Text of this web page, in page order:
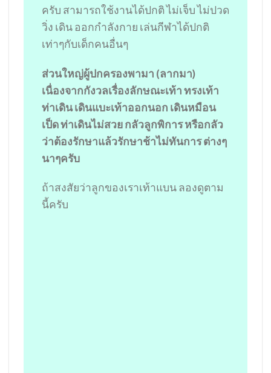
ครับ สามารถใช้งานได้ปกติ ไม่เจ็บ ไม่ปวด
วิ่ง เดิน ออกกำลังกาย เล่นกีฬาได้ปกติ
เท่าๆกับเด็กคนอื่นๆ
ส่วนใหญ่ผู้ปกครองพามา (ลากมา)
เนื่องจากกังวลเรื่องลักษณะเท้า ทรงเท้า
ท่าเดิน เดินแบะเท้าออกนอก เดินหมือน
เป็ด ท่าเดินไม่สวย กลัวลูกพิการ หรือกลัว
ว่าต้องรักษาแล้วรักษาช้าไม่ทันการ ต่างๆ
นาๆครับ
ถ้าสงสัยว่าลูกของเราเท้าแบน ลองดูตาม
นี้ครับ